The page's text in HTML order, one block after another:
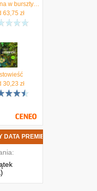
Uwięziona w bursztynie
63,75zł
30,23 zł
PREMIERY
)